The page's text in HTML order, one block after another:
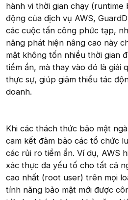
hành vi thời gian chạy (runtime
động của dịch vụ AWS,
các cuộc tấn công phức tạp,
năng phát hiện nâng cao này
mật không tốn nhiều thời gian
tiềm ẩn, mà thay vào đó là giải
thực sự, giúp giảm thiểu tác
doanh.
Khi các thách thức bảo mật
cam kết đảm bảo các tổ chức
các rủi ro tiềm ẩn. Ví dụ, AWS
xác thực đa yếu tố cho tất cả
cao nhất (root user) trên mọi
tính năng bảo mật mới được